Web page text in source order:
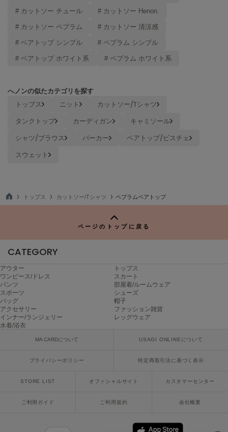
オン
オニツカ タイガー
ORR
PATRICK
パトリック
PUMA
プーマ
Reebok
リーボック
sanrio house
セサミストリートマーケット
# カットソー チュール # カットソー Henon.
# カットソー ペプラム # カットソー 清涼感
# ベアトップ シンプル # ペプラム シンプル
# ベアトップ ホワイト系 # ペプラム ホワイト系
へノンの似たカテゴリを探す
トップス ニット
カットソー/Tシャツ
タンクトップ
カーディガン
キャミソール
シャツ/ブラウス
パーカー
ベアトップ/ビスチェ
スウェット
TO
トップス カットソー/Tシャツ ペプラムベアトップ
ページのトップに戻る
CATEGORY
アウター
トップス
ワンピース/ドレス
スカート
パンツ
部屋着/ルームウェア
スポーツ
シューズ
バッグ
帽子
アクセサリー
ファッション雑貨
インナー/ランジェリー
レッグウェア
水着/浴衣
MA CARDについて USAGI ONLINEについて
プライバシーポリシー 特定商取引法に基づく表示
STORE LIST オフィシャルサイト カスタマーセンター
ご利用ガイド ご利用規約 会社概要